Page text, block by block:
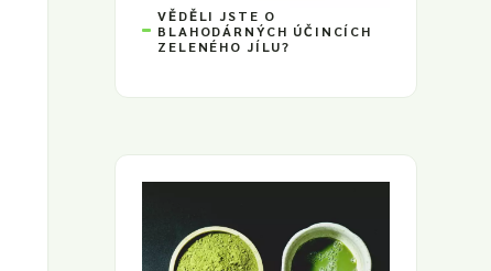
VĚDĚLI JSTE O
BLAHODÁRNÝCH ÚČINCÍCH
ZELENÉHO JÍLU?